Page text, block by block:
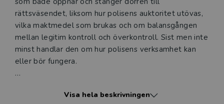
rättsväsendet, liksom hur polisens auktoritet utövas,
vilka maktmedel som brukas och om balansgången
mellan legitim kontroll och överkontroll. Sist men inte
minst handlar den om hur polisens verksamhet kan
eller bör fungera.
omarbetning av Liv Finstads bok Hva er politi som
Visa hela beskrivningen